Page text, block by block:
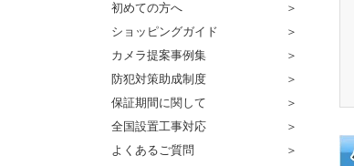
初めての方へ
ショッピングガイド
カメラ提案事例集
防犯対策助成制度
保証期間に関して
全国設置工事対応
よくあるご質問